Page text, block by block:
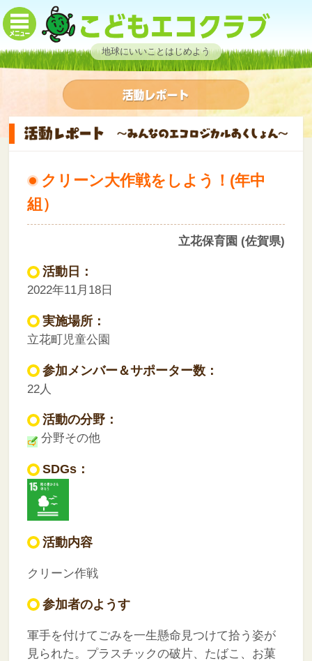
地球にいいことはじめよう
クリーン大作戦をしよう！(年中
組）
立花保育園 (佐賀県)
活動日：
2022年11月18日
実施場所：
立花町児童公園
参加メンバー＆サポーター数：
22人
活動の分野：
分野その他
SDGs：
活動内容
クリーン作戦
参加者のようす
軍手を付けてごみを一生懸命見つけて拾う姿が
見られた。プラスチックの破片、たばこ、お菓